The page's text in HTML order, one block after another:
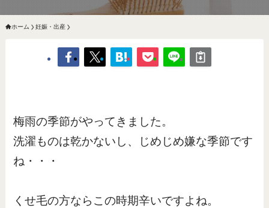
ホーム 妊娠・出産
梅雨の季節がやってきました。
洗濯ものは乾かないし、じめじめ嫌な季節です
ね・・・
くせ毛の方ならこの時期辛いですよね。